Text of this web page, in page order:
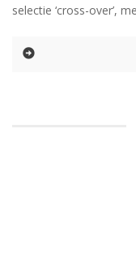
selectie ‘cross-over’,